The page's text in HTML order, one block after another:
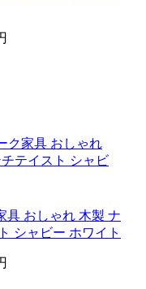
具 おしゃれ 木製 ナ
シャビー ホワイト